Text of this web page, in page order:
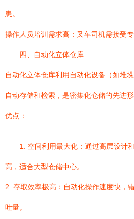
患。
操作人员培训需求高：叉车司机需接受
四、自动化立体仓库
自动化立体仓库利用自动化设备（如堆
自动存储和检索，是密集化仓储的先进形
优点：
1. 空间利用最大化：通过高层设计
高，适合大型仓储中心。
2. 存取效率极高：自动化操作速度快，
吐量。